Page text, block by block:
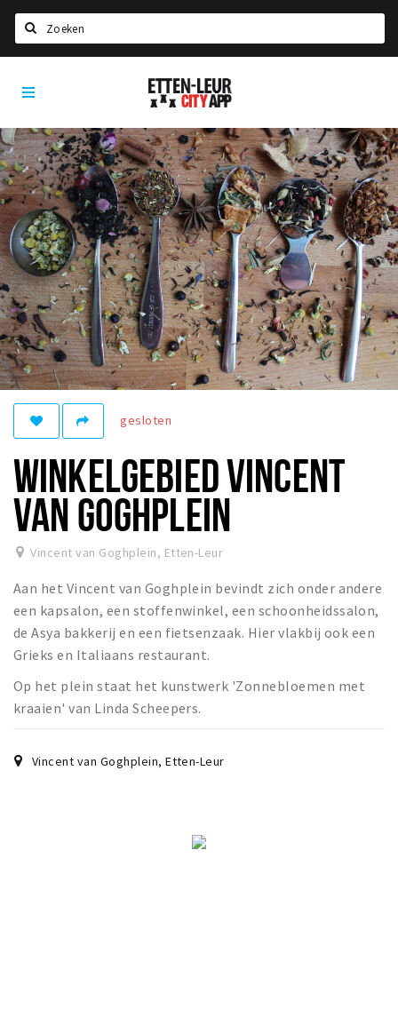
Home
Agenda
Deals
Party pics
Nieuws, interviews & blogs
Eten
Drinken
Slapen
Recreatief
Winkels
Winkelgebieden
Bezienswaardigheden
Musea, theaters & podia
Uitjes & activiteiten
Toeristische routes
Natuurgebieden
Baroniepoorten
Andere City Apps
Etten-
Leur
App
gesloten
WINKELGEBIED VINCENT
VAN GOGHPLEIN
Vincent van Goghplein, Etten-Leur
Aan het Vincent van Goghplein bevindt zich onder andere
een kapsalon, een stoffenwinkel, een schoonheidssalon,
de Asya bakkerij en een fietsenzaak. Hier vlakbij ook een
Grieks en Italiaans restaurant.
Op het plein staat het kunstwerk 'Zonnebloemen met
kraaien' van Linda Scheepers.
Vincent van Goghplein,Etten-Leur